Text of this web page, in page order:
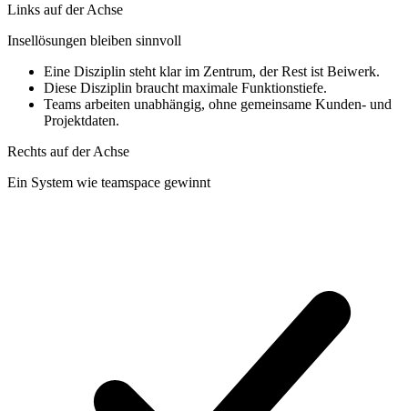
Links auf der Achse
Insellösungen bleiben sinnvoll
Eine Disziplin steht klar im Zentrum, der Rest ist Beiwerk.
Diese Disziplin braucht maximale Funktionstiefe.
Teams arbeiten unabhängig, ohne gemeinsame Kunden- und
Projektdaten.
Rechts auf der Achse
Ein System wie teamspace gewinnt